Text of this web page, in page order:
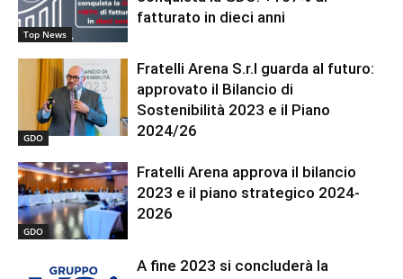
Top News
fatturato in dieci anni
GDO
Fratelli Arena S.r.l guarda al futuro:
approvato il Bilancio di
Sostenibilità 2023 e il Piano
2024/26
GDO
Fratelli Arena approva il bilancio
2023 e il piano strategico 2024-
2026
A fine 2023 si concluderà la